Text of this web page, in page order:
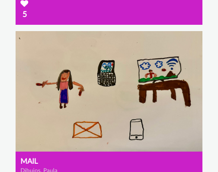
5
MAIL
Dibujos, Paula